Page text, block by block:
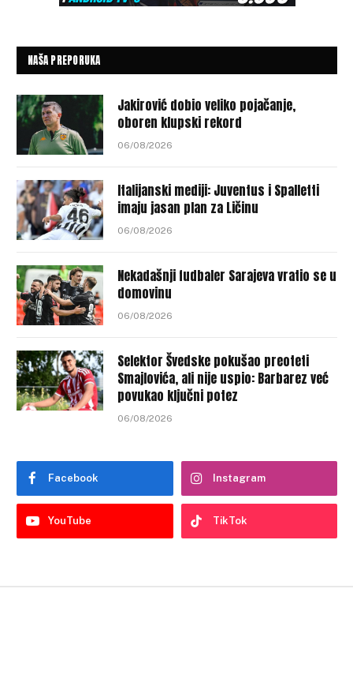
NAŠA PREPORUKA
Jakirović dobio veliko pojačanje,
oboren klupski rekord
06/08/2026
Italijanski mediji: Juventus i Spalletti
imaju jasan plan za Ličinu
06/08/2026
Nekadašnji fudbaler Sarajeva vratio se u
domovinu
06/08/2026
Selektor Švedske pokušao preoteti
Smajlovića, ali nije uspio: Barbarez već
povukao ključni potez
06/08/2026
Facebook Instagram
YouTube TikTok